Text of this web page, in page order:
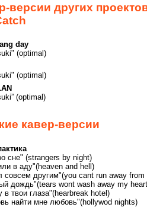
версии других
day
(optimal)
(optimal)
(optimal)
кавер-версии
сне" (strangers by night)
в аду"(heaven and hell)
совсем другим"(you cant run away from
дождь"(tears wont wash away my
в твои глаза"(hearbreak hotel)
найти мне любовь"(hollywod nights)